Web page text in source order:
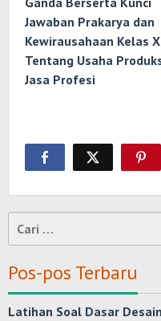
Jawaban Prakarya dan
Kewirausahaan Kelas
Tentang Usaha
Jasa Profesi
Cari
untuk:
Pos-pos Terbaru
Latihan Soal Dasar